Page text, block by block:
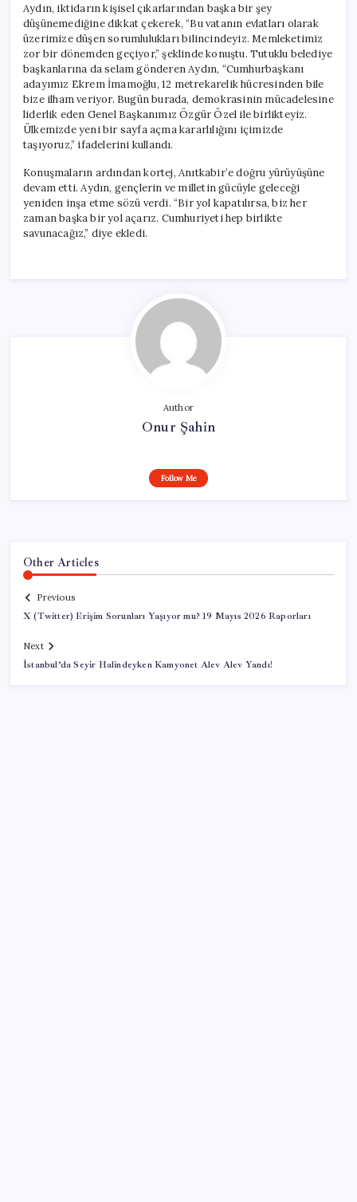
Aydın, iktidarın kişisel çıkarlarından başka bir şey
düşünemediğine dikkat çekerek, “Bu vatanın evlatları olarak
üzerimize düşen sorumlulukları bilincindeyiz. Memleketimiz
zor bir dönemden geçiyor,” şeklinde konuştu. Tutuklu belediye
başkanlarına da selam gönderen Aydın, “Cumhurbaşkanı
adayımız Ekrem İmamoğlu, 12 metrekarelik hücresinden bile
bize ilham veriyor. Bugün burada, demokrasinin mücadelesine
liderlik eden Genel Başkanımız Özgür Özel ile birlikteyiz.
Ülkemizde yeni bir sayfa açma kararlılığını içimizde
taşıyoruz,” ifadelerini kullandı.
Konuşmaların ardından kortej, Anıtkabir’e doğru yürüyüşüne
devam etti. Aydın, gençlerin ve milletin gücüyle geleceği
yeniden inşa etme sözü verdi. “Bir yol kapatılırsa, biz her
zaman başka bir yol açarız. Cumhuriyeti hep birlikte
savunacağız,” diye ekledi.
Author
Onur Şahin
Follow Me
Other Articles
Previous
X (Twitter) Erişim Sorunları Yaşıyor mu? 19 Mayıs 2026 Raporları
Next
İstanbul’da Seyir Halindeyken Kamyonet Alev Alev Yandı!